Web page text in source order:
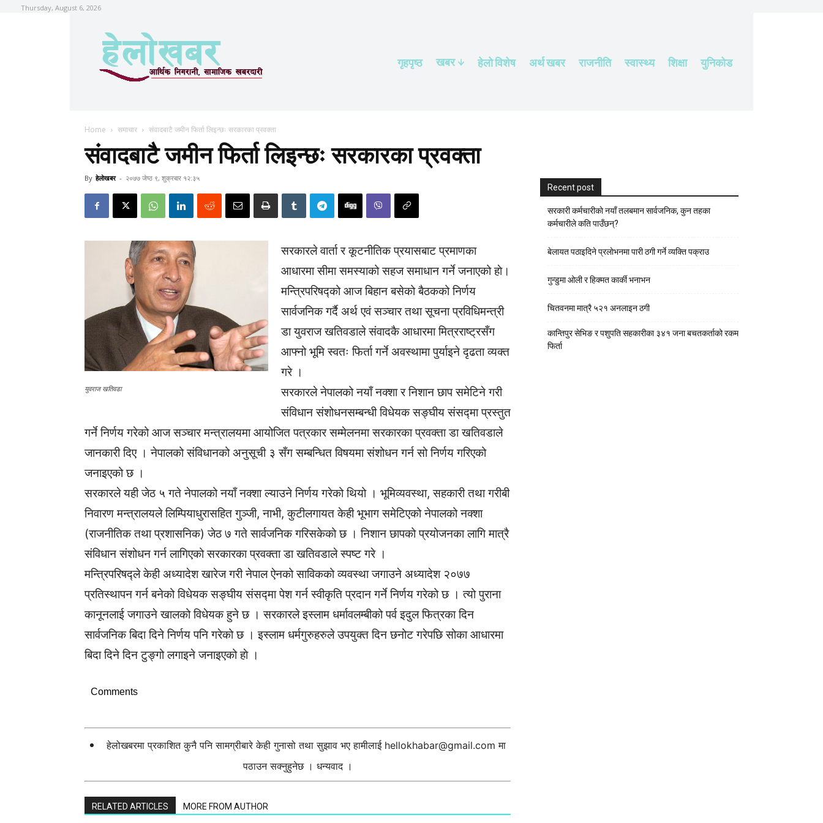
Thursday, August 6, 2026
गृहपृष्ठ खबर हेलाे विशेष अर्थ खबर राजनीति स्वास्थ्य शिक्षा युनिकोड
Home समाचार संवादबाटै जमीन फिर्ता लिइन्छः सरकारका प्रवक्ता
संवादबाटै जमीन फिर्ता लिइन्छः सरकारका प्रवक्ता
By हेलाेखबर - २०७७ जेष्ठ ९, शुक्रबार १२:३५
युवराज खतिवडा
सरकारले वार्ता र कूटनीतिक प्रयासबाट प्रमाणका
आधारमा सीमा समस्याको सहज समाधान गर्ने जनाएको हाे।
मन्त्रिपरिषद्को आज बिहान बसेको बैठकको निर्णय
सार्वजनिक गर्दै अर्थ एवं सञ्चार तथा सूचना प्रविधिमन्त्री
डा युवराज खतिवडाले संवादकै आधारमा मित्रराष्ट्रसँग
आफ्नो भूमि स्वतः फिर्ता गर्ने अवस्थामा पुर्याइने दृढता व्यक्त
गरे ।
सरकारले नेपालको नयाँ नक्शा र निशान छाप समेटिने गरी
संविधान संशोधनसम्बन्धी विधेयक सङ्घीय संसद्मा प्रस्तुत
गर्ने निर्णय गरेको आज सञ्चार मन्त्रालयमा आयोजित पत्रकार सम्मेलनमा सरकारका प्रवक्ता डा खतिवडाले
जानकारी दिए । नेपालको संविधानको अनुसूची ३ सँग सम्बन्धित विषयमा संशोधन गर्न सो निर्णय गरिएको
जनाइएको छ ।
सरकारले यही जेठ ५ गते नेपालको नयाँ नक्शा ल्याउने निर्णय गरेको थियो । भूमिव्यवस्था, सहकारी तथा गरीबी
निवारण मन्त्रालयले लिम्पियाधुरासहित गुञ्जी, नाभी, कुटीलगायत केही भूभाग समेटिएको नेपालको नक्शा
(राजनीतिक तथा प्रशासनिक) जेठ ७ गते सार्वजनिक गरिसकेको छ । निशान छापको प्रयोजनका लागि मात्रै
संविधान संशोधन गर्न लागिएको सरकारका प्रवक्ता डा खतिवडाले स्पष्ट गरे ।
मन्त्रिपरिषद्ले केही अध्यादेश खारेज गरी नेपाल ऐनको साविकको व्यवस्था जगाउने अध्यादेश २०७७
प्रतिस्थापन गर्न बनेको विधेयक सङ्घीय संसद्मा पेश गर्न स्वीकृति प्रदान गर्ने निर्णय गरेको छ । त्यो पुराना
कानूनलाई जगाउने खालको विधेयक हुने छ । सरकारले इस्लाम धर्मावलम्बीको पर्व इदुल फित्रका दिन
सार्वजनिक बिदा दिने निर्णय पनि गरेको छ । इस्लाम धर्मगुरुहरुले उपयुक्त दिन छनोट गरेपछि सोका आधारमा
बिदा दिने दिन टुङ्गो लगाइने जनाइएको हाे ।
Comments
हेलोखबरमा प्रकाशित कुनै पनि सामग्रीबारे केही गुनासो तथा सुझाव भए हामीलाई hellokhabar@gmail.com मा
पठाउन सक्नुहुनेछ । धन्यवाद ।
RELATED ARTICLES MORE FROM AUTHOR
Recent post
सरकारी कर्मचारीकाे नयाँ तलबमान सार्वजनिक, कुन तहका
कर्मचारीले कति पाउँछन्?
बेलायत पठाइदिने प्रलाेभनमा पारी ठगी गर्ने व्यक्ति पक्राउ
गुन्डुमा ओली र हिक्मत कार्की भनाभन
चितवनमा मात्रै ५२१ अनलाइन ठगी
कान्तिपुर सेभिङ र पशुपति सहकारीका ३४१ जना बचतकर्ताको रकम
फिर्ता